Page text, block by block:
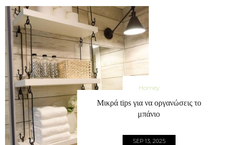
Homey
Μικρά tips για να οργανώσεις το
μπάνιο
SEP 13, 2025